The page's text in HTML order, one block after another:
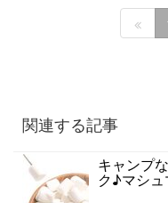
関連する記事
キャンプ
ク♪マシ